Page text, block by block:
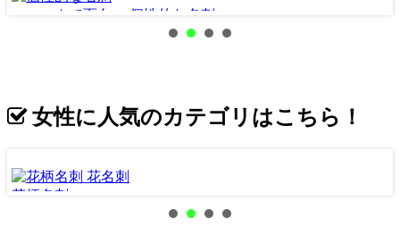
ユニークで面白い 個性的な名刺
女性に人気のカテゴリはこちら！
花柄名刺